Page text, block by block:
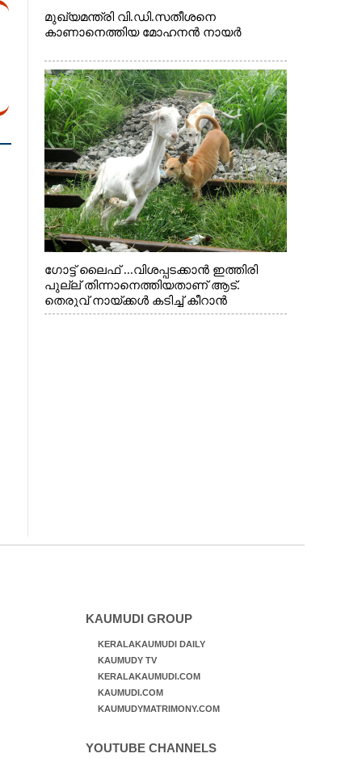
മുഖ്യമന്ത്രി വി.ഡി.സതീശനെ
കാണാനെത്തിയ മോഹനൻ നായർ
ഗോട്ട് ലൈഫ് ...വിശപ്പടക്കാൻ ഇത്തിരി
പുല്ല് തിന്നാനെത്തിയതാണ് ആട്.
തെരുവ് നായ്ക്കൾ കടിച്ച് കീറാൻ
വന്നതോടെ വയറിന്റെ ആന്തൽ മറന്ന്
KAUMUDI GROUP
KERALAKAUMUDI DAILY
KAUMUDY TV
KERALAKAUMUDI.COM
KAUMUDI.COM
KAUMUDYMATRIMONY.COM
YOUTUBE CHANNELS